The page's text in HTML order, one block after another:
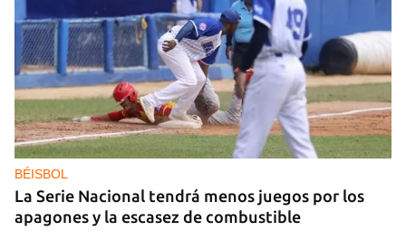
GAS
Los puntos de ProGas vuelven a cerrar en La
Habana tras agotarse las balitas de gas en
dólares
BÉISBOL
La Serie Nacional tendrá menos juegos por los
apagones y la escasez de combustible